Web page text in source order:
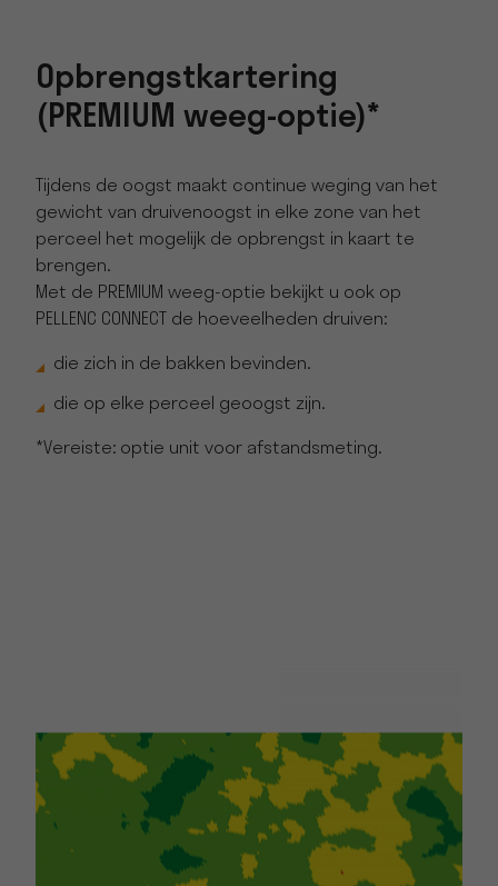
Opbrengstkartering
(PREMIUM weeg-optie)*
Tijdens de oogst maakt continue weging van het
gewicht van druivenoogst in elke zone van het
perceel het mogelijk de opbrengst in kaart te
brengen.
Met de PREMIUM weeg-optie bekijkt u ook op
PELLENC CONNECT de hoeveelheden druiven:
die zich in de bakken bevinden.
die op elke perceel geoogst zijn.
*Vereiste: optie unit voor afstandsmeting.